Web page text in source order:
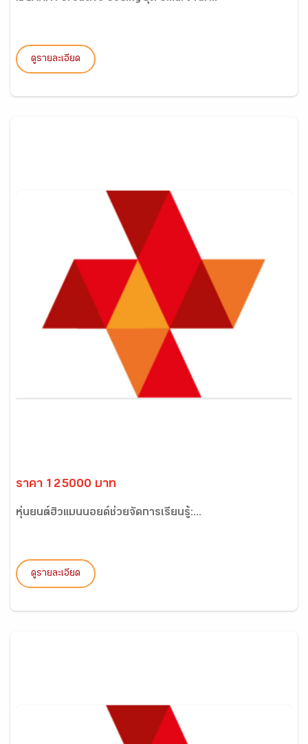
ดูรายละเอียด
ราคา 125000 บาท
หุ่นยนต์ฮิวแมนนอยด์ช่วยจัดการเรียนรู้:...
ดูรายละเอียด